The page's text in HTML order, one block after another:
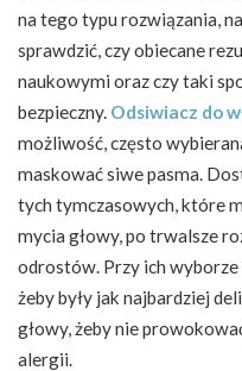
na tego typu rozwiązania,
sprawdzić, czy obiecane
naukowymi oraz czy taki
bezpieczny. Odsiwiacz do
możliwość, często
maskować siwe pasma.
tych tymczasowych, które
mycia głowy, po trwalsze
odrostów. Przy ich wyborze
żeby były jak najbardziej
głowy, żeby nie
alergii.